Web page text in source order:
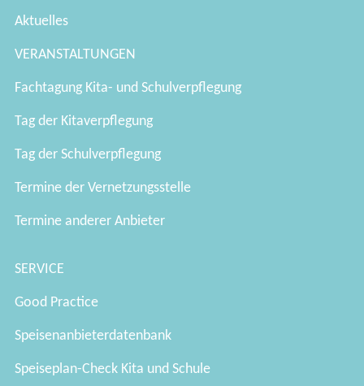
Aktuelles
VERANSTALTUNGEN
Fachtagung Kita- und Schulverpflegung
Tag der Kitaverpflegung
Tag der Schulverpflegung
Termine der Vernetzungsstelle
Termine anderer Anbieter
SERVICE
Good Practice
Speisenanbieterdatenbank
Speiseplan-Check Kita und Schule